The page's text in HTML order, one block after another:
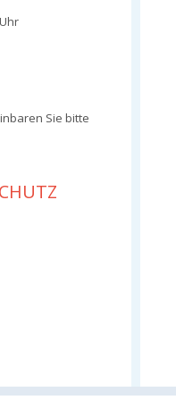
Sie bitte